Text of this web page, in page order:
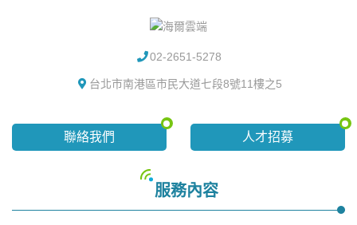
02-2651-5278
台北市南港區市民大道七段8號11樓之5
聯絡我們 人才招募
服務內容